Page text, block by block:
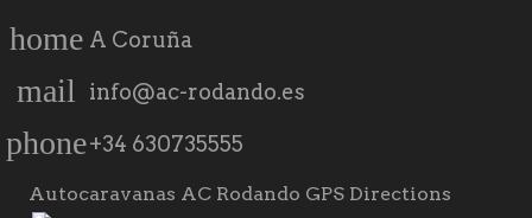
home A Coruña
mail info@ac-rodando.es
phone+34 630735555
Autocaravanas AC Rodando GPS Directions